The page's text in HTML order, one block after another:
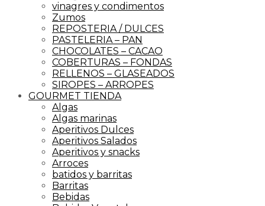
vinagres y condimentos
Zumos
REPOSTERIA / DULCES
PASTELERIA – PAN
CHOCOLATES – CACAO
COBERTURAS – FONDAS
RELLENOS – GLASEADOS
SIROPES – ARROPES
GOURMET TIENDA
Algas
Algas marinas
Aperitivos Dulces
Aperitivos Salados
Aperitivos y snacks
Arroces
batidos y barritas
Barritas
Bebidas